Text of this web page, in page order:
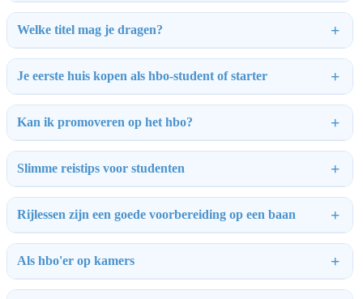
Welke titel mag je dragen?
Je eerste huis kopen als hbo-student of starter
Kan ik promoveren op het hbo?
Slimme reistips voor studenten
Rijlessen zijn een goede voorbereiding op een baan
Als hbo'er op kamers